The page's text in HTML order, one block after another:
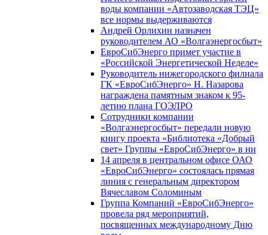
воды компании «Автозаводская ТЭЦ»
все нормы выдерживаются
Андрей Орлихин назначен
руководителем АО «Волгаэнергосбыт»
ЕвроСибЭнерго примет участие в
«Российской Энергетической Неделе»
Руководитель нижегородского филиала
ГК «ЕвроСибЭнерго» Н. Назарова
награждена памятным знаком к 95-
летию плана ГОЭЛРО
Сотрудники компании
«Волгаэнергосбыт» передали новую
книгу проекта «Библиотека «Добрый
свет» Группы «ЕвроСибЭнерго» в ни
14 апреля в центральном офисе ОАО
«ЕвроСибЭнерго» состоялась прямая
линия с генеральным директором
Вячеславом Соломиным
Группа Компаний «ЕвроСибЭнерго»
провела ряд мероприятий,
посвященных международному Дню